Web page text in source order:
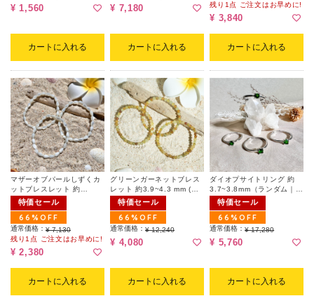
¥ 1,560
カートに入れる
¥ 7,180
カートに入れる
残り1点 ご注文はお早めに!
¥ 3,840
カートに入れる
マザーオブパールしずくカ
ットブレスレット 約
4×7mm（ランダム）
特価セール
66%OFF
通常価格： ¥ 7,130
残り1点 ご注文はお早めに!
¥ 2,380
カートに入れる
グリーンガーネットブレス
レット 約3.9~4.3 mm (ラ
ンダム)
特価セール
66%OFF
通常価格：¥ 12,240
¥ 4,080
カートに入れる
ダイオプサイトリング 約
3.7~3.8mm（ランダム｜フ
リーサイズ）
特価セール
66%OFF
通常価格：¥ 17,280
¥ 5,760
カートに入れる